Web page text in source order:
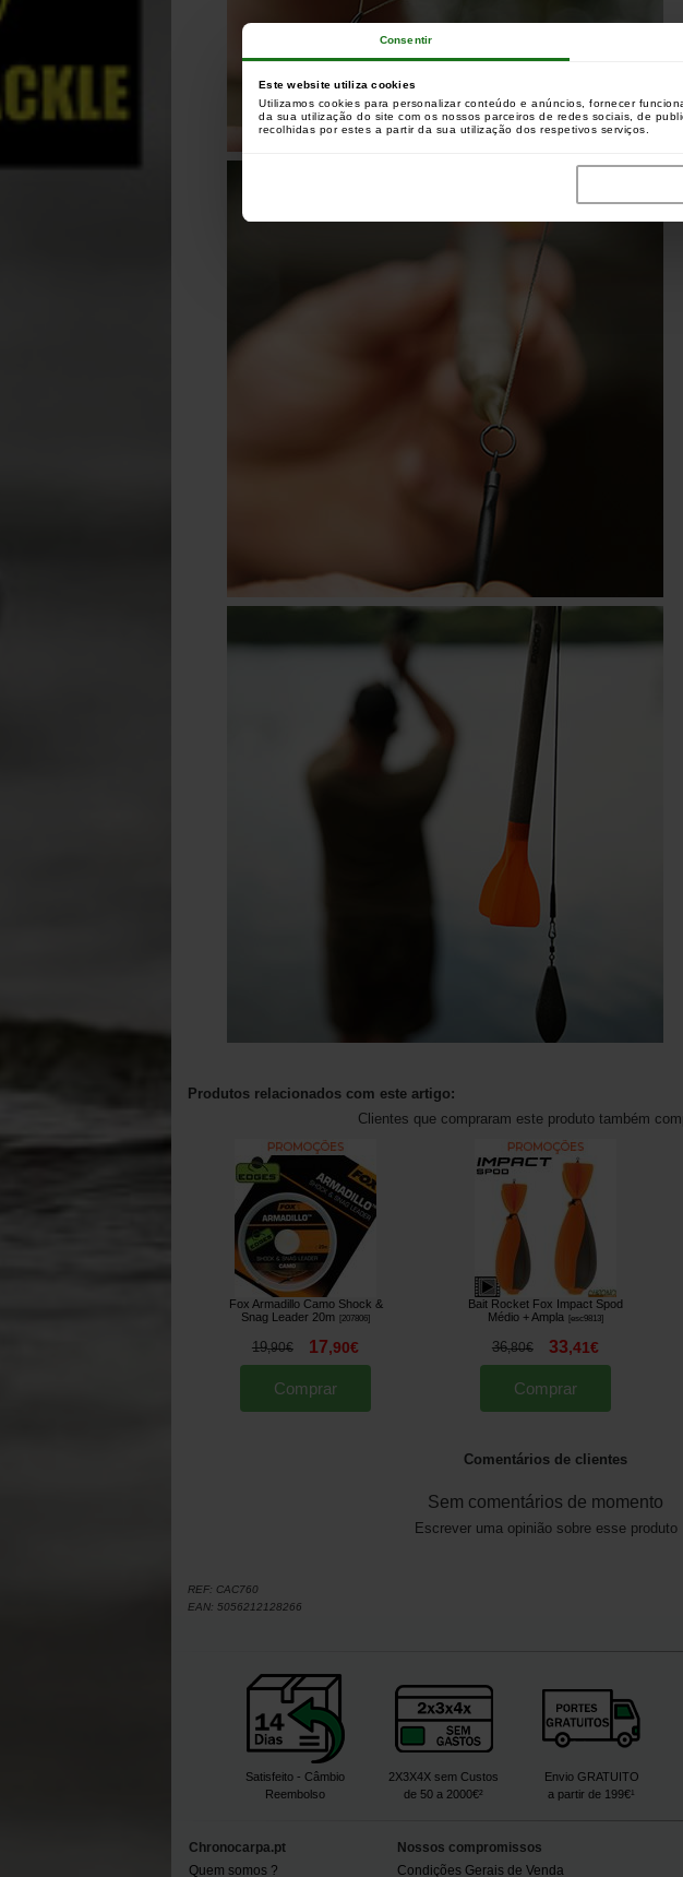
Consentir
Este website utiliza cookies
Utilizamos cookies para personalizar conteúdo e anúncios, fornecer
da sua utilização do site com os nossos parceiros de redes sociais, de
recolhidas por estes a partir da sua utilização dos respetivos serviços.
Produtos relacionados com este artigo:
Clientes que compraram este produto também
Fox Armadillo Camo Shock &
Snag Leader 20m
207806]
19,90€ 17,90€
Comprar
Bait Rocket Fox Impact Spod
Médio + Ampla
esc9813]
36,80€ 33,41€
Comprar
Comentários de clientes
Sem comentários de momento
Escrever uma opinião sobre esse produto
REF: CAC760
EAN: 5056212128266
Satisfeito - Câmbio
Reembolso
2X3X4X sem Custos
de 50 a 2000€²
Envio GRATUITO
a partir de 199€¹
Chronocarpa.pt
Quem somos ?
Nossos compromissos
Condições Gerais de Venda